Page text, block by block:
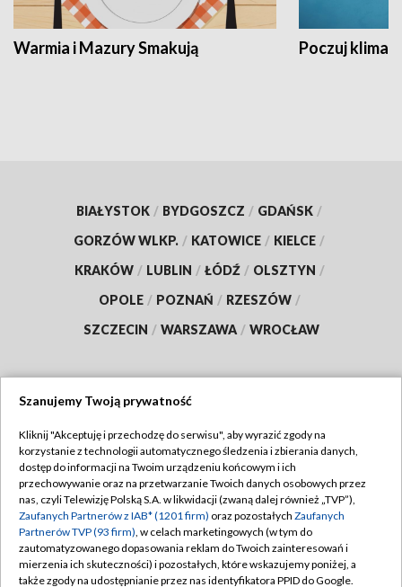
Warmia i Mazury Smakują Poczuj klimat
BIAŁYSTOK / BYDGOSZCZ / GDAŃSK /
GORZÓW WLKP. / KATOWICE / KIELCE /
KRAKÓW / LUBLIN / ŁÓDŹ / OLSZTYN /
OPOLE / POZNAŃ / RZESZÓW /
SZCZECIN / WARSZAWA / WROCŁAW
TVP
Abonament TVP
Emisja w TVP
Centrum informacji TVP
Naziemna Telewizja Cyfrowa
Regulamin TVP
Polityka prywatności
Moje zgody
Pomoc
Szanujemy Twoją prywatność
Kliknij "Akceptuję i przechodzę do serwisu", aby wyrazić zgody na
korzystanie z technologii automatycznego śledzenia i zbierania danych,
dostęp do informacji na Twoim urządzeniu końcowym i ich
przechowywanie oraz na przetwarzanie Twoich danych osobowych przez
nas, czyli Telewizję Polską S.A. w likwidacji (zwaną dalej również „TVP”),
Zaufanych Partnerów z IAB* (1201 firm) oraz pozostałych Zaufanych
Partnerów TVP (93 firm), w celach marketingowych (w tym do
zautomatyzowanego dopasowania reklam do Twoich zainteresowań i
mierzenia ich skuteczności) i pozostałych, które wskazujemy poniżej, a
także zgody na udostępnianie przez nas identyfikatora PPID do Google.